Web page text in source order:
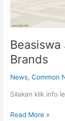
Beasiswa
Brands
News,Common
Silakan klik info
Read More »